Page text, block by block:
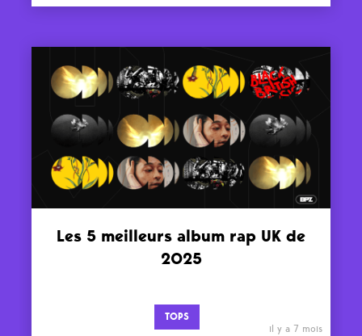
Les 5 meilleurs album rap UK de
2025
TOPS
il y a 7 mois